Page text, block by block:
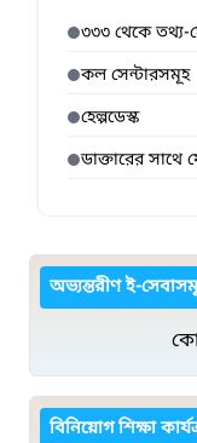
৩৩৩ থেকে তথ্য-
কল সেন্টারসমূহ
হেল্পডেস্ক
ডাক্তারের সাথে
অভ্যন্তরীণ ই-
বিনিয়োগ শিক্ষা